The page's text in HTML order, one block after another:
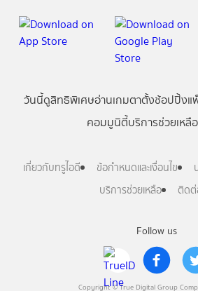
Follow us
Copyright © True Digital Group
วันนี้ดูสิทธิพิเศษอ่านเกมตาตั้งช้อปปิ้งแ
คอมมูนิตี้บริการช่วยเหลื
เกี่ยวกับทรูไอดี ข้อกำหนดและเงื่อนไข
บริการช่วยเหลือ
ติดต่